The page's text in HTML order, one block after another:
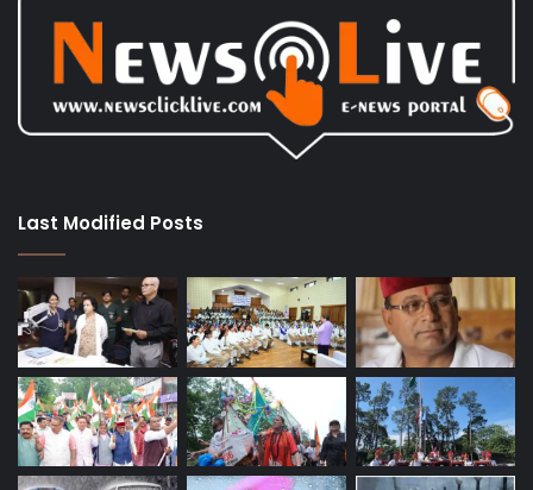
Last Modified Posts